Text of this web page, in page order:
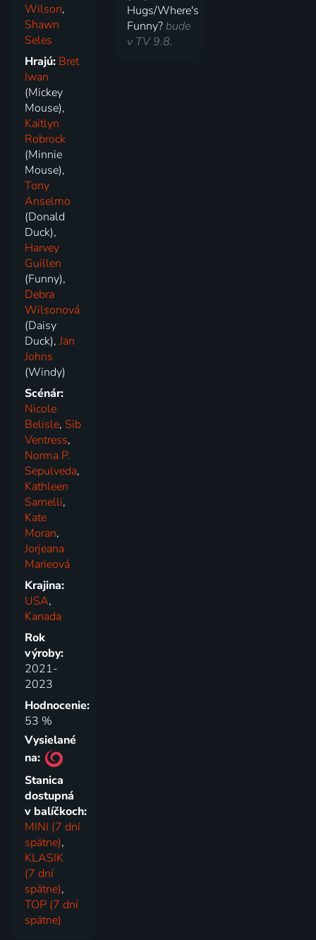
Wilson,
Shawn
Seles
Hrajú: Bret
Iwan
(Mickey
Mouse),
Kaitlyn
Robrock
(Minnie
Mouse),
Tony
Anselmo
(Donald
Duck),
Harvey
Guillen
(Funny),
Debra
Wilsonová
(Daisy
Duck),Jan
Johns
(Windy)
Scénár:
Nicole
Belisle, Sib
Ventress,
Norma P.
Sepulveda,
Kathleen
Sarnelli,
Kate
Moran,
Jorjeana
Marieová
Krajina:
USA,
Kanada
Rok
výroby:
2021-
2023
Hodnocenie:
53 %
Vysielané
na:
Stanica
dostupná
v balíčkoch:
MINI (7 dní
spätne),
KLASIK
(7 dní
spätne),
TOP (7 dní
spätne)
Hugs/Where's
Funny?bude
v TV 9.8.